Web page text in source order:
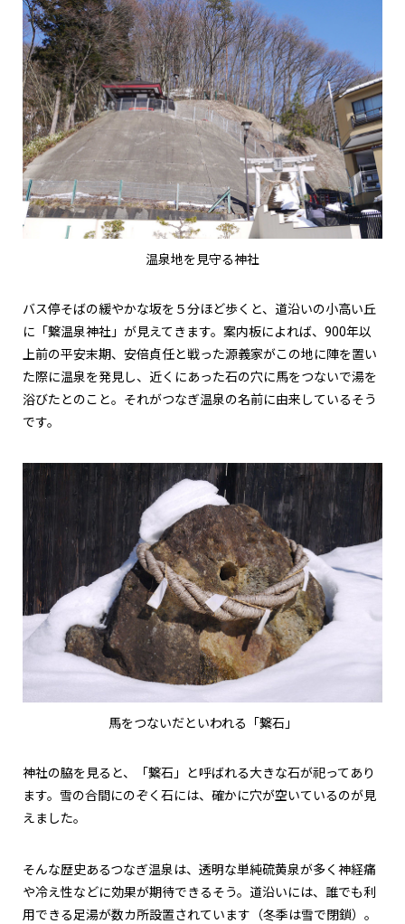
温泉地を見守る神社
バス停そばの緩やかな坂を５分ほど歩くと、道沿いの小高い丘
に「繋温泉神社」が見えてきます。案内板によれば、900年以
上前の平安末期、安倍貞任と戦った源義家がこの地に陣を置い
た際に温泉を発見し、近くにあった石の穴に馬をつないで湯を
浴びたとのこと。それがつなぎ温泉の名前に由来しているそう
です。
馬をつないだといわれる「繋石」
神社の脇を見ると、「繋石」と呼ばれる大きな石が祀ってあり
ます。雪の合間にのぞく石には、確かに穴が空いているのが見
えました。
そんな歴史あるつなぎ温泉は、透明な単純硫黄泉が多く神経痛
や冷え性などに効果が期待できるそう。道沿いには、誰でも利
用できる足湯が数カ所設置されています（冬季は雪で閉鎖）。